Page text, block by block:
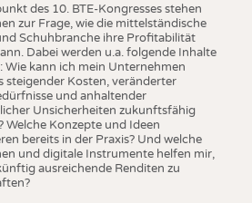
des 10. BTE-Kongresses stehen
zur Frage, wie die mittelständische
Schuhbranche ihre Profitabilität
Dabei werden u.a. folgende Inhalte
Wie kann ich mein Unternehmen
steigender Kosten, veränderter
und anhaltender
Unsicherheiten zukunftsfähig
Welche Konzepte und Ideen
bereits in der Praxis? Und welche
und digitale Instrumente helfen mir,
ausreichende Renditen zu